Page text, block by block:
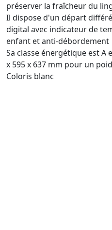
préserver la fraîcheur du
Il dispose d'un départ
digital avec indicateur de
enfant et anti-débordement
Sa classe énergétique est A
x 595 x 637 mm pour un
Coloris blanc